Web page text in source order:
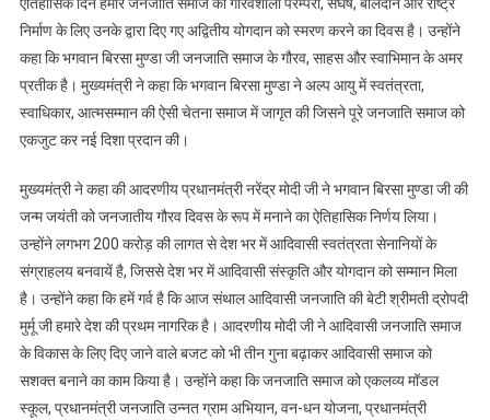
निर्माण के लिए उनके द्वारा दिए गए अद्वितीय योगदान को स्मरण करने का दिवस है। उन्होंने
कहा कि भगवान बिरसा मुण्डा जी जनजाति समाज के गौरव, साहस और स्वाभिमान के अमर
प्रतीक है। मुख्यमंत्री ने कहा कि भगवान बिरसा मुण्डा ने अल्प आयु में स्वतंत्रता,
स्वाधिकार, आत्मसम्मान की ऐसी चेतना समाज में जागृत की जिसने पूरे जनजाति समाज को
एकजुट कर नई दिशा प्रदान की।
मुख्यमंत्री ने कहा की आदरणीय प्रधानमंत्री नरेंद्र मोदी जी ने भगवान बिरसा मुण्डा जी की
जन्म जयंती को जनजातीय गौरव दिवस के रूप में मनाने का ऐतिहासिक निर्णय लिया।
उन्होंने लगभग 200 करोड़ की लागत से देश भर में आदिवासी स्वतंत्रता सेनानियों के
संग्राहलय बनवायें है, जिससे देश भर में आदिवासी संस्कृति और योगदान को सम्मान मिला
है। उन्होंने कहा कि हमें गर्व है कि आज संथाल आदिवासी जनजाति की बेटी श्रीमती द्रोपदी
मुर्मू जी हमारे देश की प्रथम नागरिक है। आदरणीय मोदी जी ने आदिवासी जनजाति समाज
के विकास के लिए दिए जाने वाले बजट को भी तीन गुना बढ़ाकर आदिवासी समाज को
सशक्त बनाने का काम किया है। उन्होंने कहा कि जनजाति समाज को एकलव्य मॉडल
स्कूल, प्रधानमंत्री जनजाति उन्नत ग्राम अभियान, वन-धन योजना, प्रधानमंत्री